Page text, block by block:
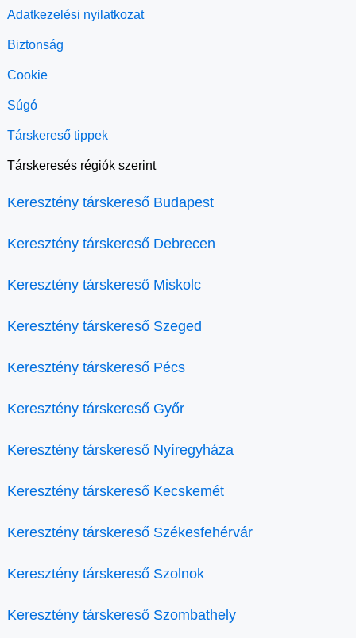
Adatkezelési nyilatkozat
Biztonság
Cookie
Súgó
Társkereső tippek
Társkeresés régiók szerint
Keresztény társkereső Budapest
Keresztény társkereső Debrecen
Keresztény társkereső Miskolc
Keresztény társkereső Szeged
Keresztény társkereső Pécs
Keresztény társkereső Győr
Keresztény társkereső Nyíregyháza
Keresztény társkereső Kecskemét
Keresztény társkereső Székesfehérvár
Keresztény társkereső Szolnok
Keresztény társkereső Szombathely